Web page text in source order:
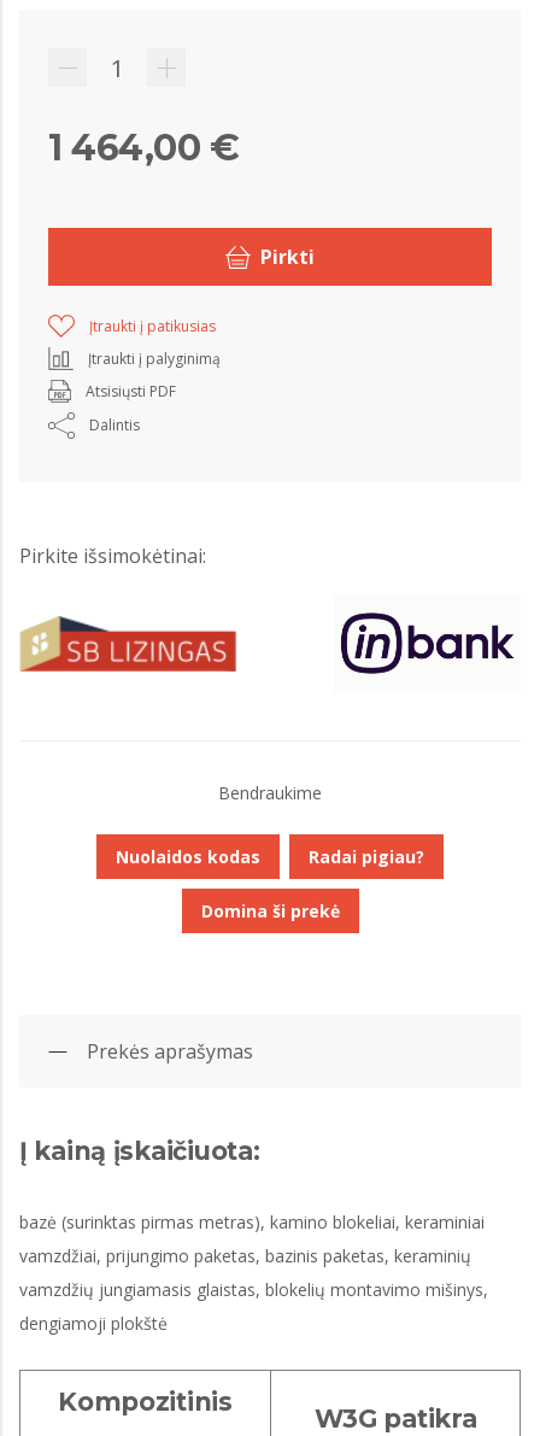
1 464,00 €
Pirkti
Įtraukti į patikusias
Įtraukti į palyginimą
Atsisiųsti PDF
Dalintis
Pirkite išsimokėtinai:
Bendraukime
Nuolaidos kodas Radai pigiau?
Domina ši prekė
Prekės aprašymas
Į kainą įskaičiuota:
bazė (surinktas pirmas metras), kamino blokeliai, keraminiai
vamzdžiai, prijungimo paketas, bazinis paketas, keraminių
vamzdžių jungiamasis glaistas, blokelių montavimo mišinys,
dengiamoji plokštė
Kompozitinis
W3G patikra